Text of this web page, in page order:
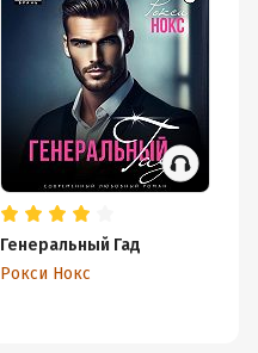
Генеральный Гад
Рокси Нокс